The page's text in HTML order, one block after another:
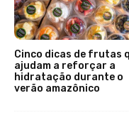
Cinco dicas de frutas
ajudam a reforçar a
hidratação durante o
verão amazônico